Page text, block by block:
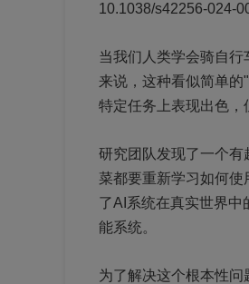
10.1038/s42256-024-
当我们人类学会骑自
来说，这种看似简单
特定任务上表现出色，
研究团队发现了一个
菜都要重新学习如何
了AI系统在真实世界
能系统。
为了解决这个根本性